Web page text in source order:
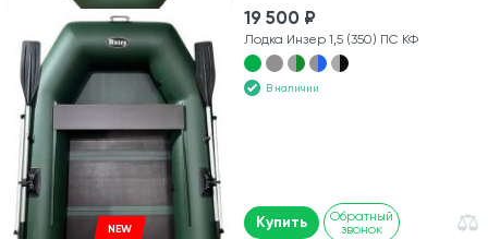
NEW
19 500 ₽
Лодка Инзер 1,5 (350) ПС КФ
В наличии
Купить
Обратный
звонок